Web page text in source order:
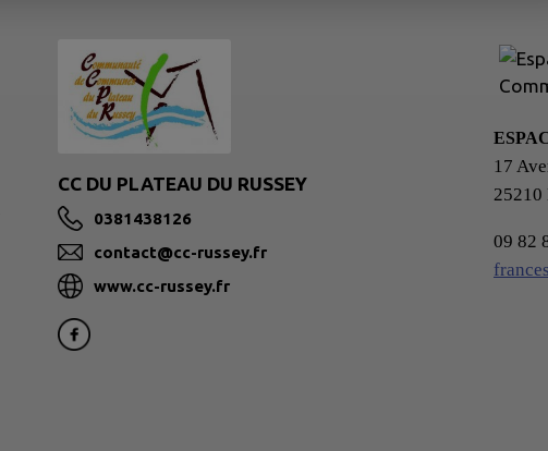
CC DU PLATEAU DU RUSSEY
0381438126
contact@cc-russey.fr
www.cc-russey.fr
17
25210
09 82